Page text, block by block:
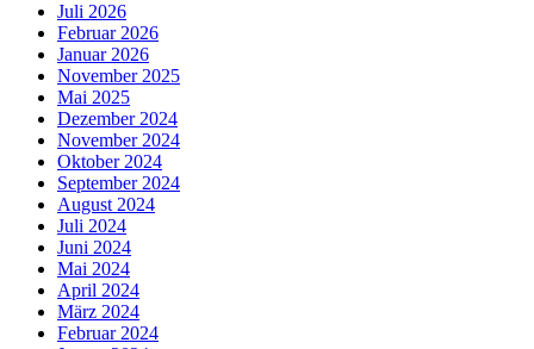
Juli 2026
Februar 2026
Januar 2026
November 2025
Mai 2025
Dezember 2024
November 2024
Oktober 2024
September 2024
August 2024
Juli 2024
Juni 2024
Mai 2024
April 2024
März 2024
Februar 2024